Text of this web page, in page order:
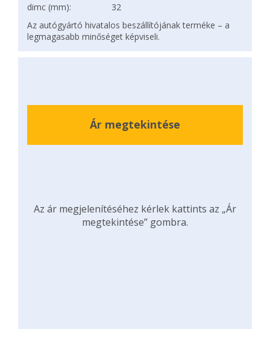
dimc (mm):
32
Az autógyártó hivatalos beszállítójának terméke – a
legmagasabb minőséget képviseli.
Ár megtekintése
Az ár megjelenítéséhez kérlek kattints az „Ár
megtekintése” gombra.